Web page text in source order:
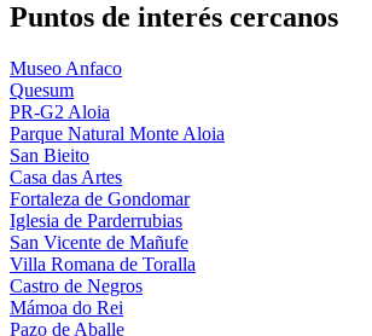
Puntos de interés cercanos
Museo Anfaco
Quesum
PR-G2 Aloia
Parque Natural Monte Aloia
San Bieito
Casa das Artes
Fortaleza de Gondomar
Iglesia de Parderrubias
San Vicente de Mañufe
Villa Romana de Toralla
Castro de Negros
Mámoa do Rei
Pazo de Aballe